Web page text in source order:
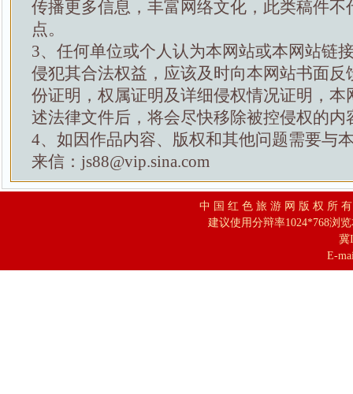
传播更多信息，丰富网络文化，此类稿件不
点。
3、任何单位或个人认为本网站或本网站链
侵犯其合法权益，应该及时向本网站书面反
份证明，权属证明及详细侵权情况证明，本
述法律文件后，将会尽快移除被控侵权的内
4、如因作品内容、版权和其他问题需要与
来信：js88@vip.sina.com
中 国 红 色 旅 游 网 版 权 所
建议使用分辩率1024*768浏
冀
E-